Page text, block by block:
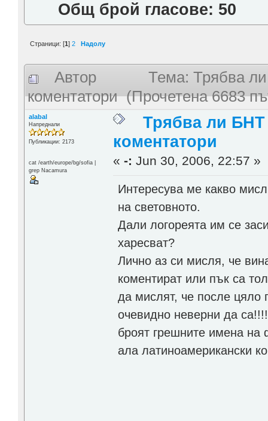
Общ брой гласове: 50
Страници: [1] 2 Надолу
Автор
Тема: Трябва
коментатори (Прочетена 6683
alabal
Напреднали
Публикации: 2173
cat /earth/europe/bg/sofia |
grep Nacamura
Трябва ли БНТ
коментатори
«-: Jun 30, 2006, 22:57 »
Интересува ме какво
на световното.
Дали логореята им се
харесват?
Лично аз си мисля, че
коментират или пък са
да мислят, че после цяло
очевидно неверни да
броят грешните имена на
ала латиноамерикански